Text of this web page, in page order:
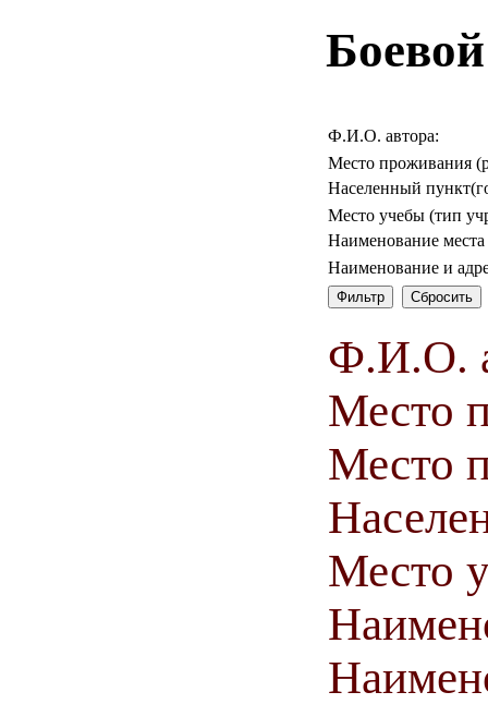
Ф.И.О. автора:
Место проживания
Населенный
Место учебы (тип
Наименование
Наименование и
Ф.И.О.
Место
Место
Место